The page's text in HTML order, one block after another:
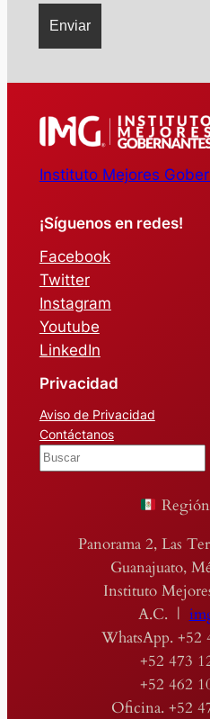
Instituto Mejores
¡Síguenos en redes!
Facebook
Twitter
Instagram
Youtube
LinkedIn
Privacidad
Aviso de Privacidad
Contáctanos
B
u
Panorama 2, Las
Guanajuato,
Instituto
A.C. |
WhatsApp. +52
+52 473
+52 462
Oficina. +52